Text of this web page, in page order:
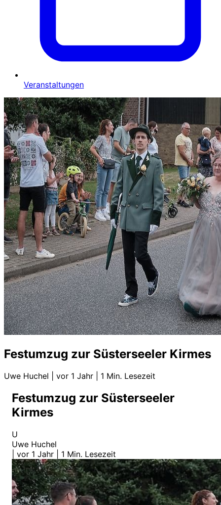
Veranstaltungen
Festumzug zur Süsterseeler Kirmes
Uwe Huchel vor 1 Jahr 1 Min. Lesezeit
Festumzug zur Süsterseeler
Kirmes
U
Uwe Huchel
vor 1 Jahr 1 Min. Lesezeit